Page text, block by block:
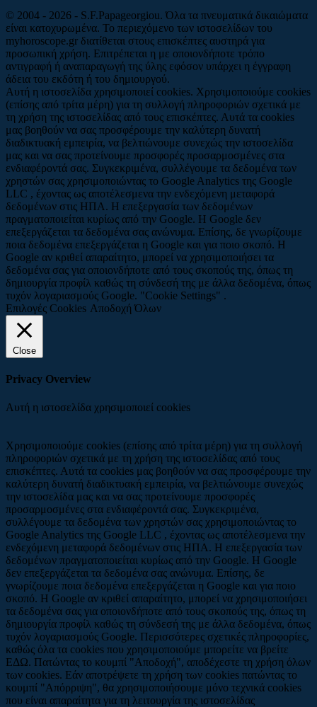
© 2004 - 2026 - S.F.Papageorgiou. Όλα τα πνευματικά δικαιώματα
είναι κατοχυρωμένα. Το περιεχόμενο των ιστοσελίδων του
myhoroscope.gr διατίθεται στους επισκέπτες αυστηρά για
προσωπική χρήση. Επιτρέπεται η με οποιονδήποτε τρόπο
αντιγραφή ή αναπαραγωγή της ύλης εφόσον υπάρχει η έγγραφη
άδεια του εκδότη ή του δημιουργού.
Αυτή η ιστοσελίδα χρησιμοποιεί cookies. Χρησιμοποιούμε cookies
(επίσης από τρίτα μέρη) για τη συλλογή πληροφοριών σχετικά με
τη χρήση της ιστοσελίδας από τους επισκέπτες. Αυτά τα cookies
μας βοηθούν να σας προσφέρουμε την καλύτερη δυνατή
διαδικτυακή εμπειρία, να βελτιώνουμε συνεχώς την ιστοσελίδα
μας και να σας προτείνουμε προσφορές προσαρμοσμένες στα
ενδιαφέροντά σας. Συγκεκριμένα, συλλέγουμε τα δεδομένα των
χρηστών σας χρησιμοποιώντας το Google Analytics της Google
LLC , έχοντας ως αποτέλεσμενα την ενδεχόμενη μεταφορά
δεδομένων στις ΗΠΑ. Η επεξεργασία των δεδομένων
πραγματοποιείται κυρίως από την Google. Η Google δεν
επεξεργάζεται τα δεδομένα σας ανώνυμα. Επίσης, δε γνωρίζουμε
ποια δεδομένα επεξεργάζεται η Google και για ποιο σκοπό. Η
Google αν κριθεί απαραίτητο, μπορεί να χρησιμοποιήσει τα
δεδομένα σας για οποιονδήποτε από τους σκοπούς της, όπως τη
δημιουργία προφίλ καθώς τη σύνδεσή της με άλλα δεδομένα, όπως
τυχόν λογαριασμούς Google. "Cookie Settings" .
Επιλογές Cookies Αποδοχή Όλων
Close
Privacy Overview
Αυτή η ιστοσελίδα χρησιμοποιεί cookies
Χρησιμοποιούμε cookies (επίσης από τρίτα μέρη) για τη συλλογή
πληροφοριών σχετικά με τη χρήση της ιστοσελίδας από τους
επισκέπτες. Αυτά τα cookies μας βοηθούν να σας προσφέρουμε την
καλύτερη δυνατή διαδικτυακή εμπειρία, να βελτιώνουμε συνεχώς
την ιστοσελίδα μας και να σας προτείνουμε προσφορές
προσαρμοσμένες στα ενδιαφέροντά σας. Συγκεκριμένα,
συλλέγουμε τα δεδομένα των χρηστών σας χρησιμοποιώντας το
Google Analytics της Google LLC , έχοντας ως αποτέλεσμενα την
ενδεχόμενη μεταφορά δεδομένων στις ΗΠΑ. Η επεξεργασία των
δεδομένων πραγματοποιείται κυρίως από την Google. Η Google
δεν επεξεργάζεται τα δεδομένα σας ανώνυμα. Επίσης, δε
γνωρίζουμε ποια δεδομένα επεξεργάζεται η Google και για ποιο
σκοπό. Η Google αν κριθεί απαραίτητο, μπορεί να χρησιμοποιήσει
τα δεδομένα σας για οποιονδήποτε από τους σκοπούς της, όπως τη
δημιουργία προφίλ καθώς τη σύνδεσή της με άλλα δεδομένα, όπως
τυχόν λογαριασμούς Google. Περισσότερες σχετικές πληροφορίες,
καθώς όλα τα cookies που χρησιμοποιούμε μπορείτε να βρείτε
ΕΔΩ. Πατώντας το κουμπί "Αποδοχή", αποδέχεστε τη χρήση όλων
των cookies. Εάν αποτρέψετε τη χρήση των cookies πατώντας το
κουμπί "Απόρριψη", θα χρησιμοποιήσουμε μόνο τεχνικά cookies
που είναι απαραίτητα για τη λειτουργία της ιστοσελίδας